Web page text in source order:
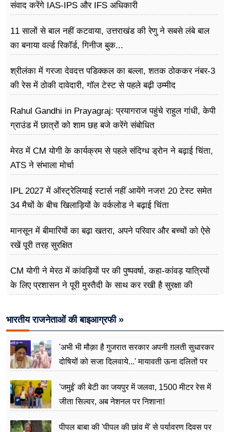
संवाद करेंगे IAS-IPS और IFS अधिकारी
11 सालों से बाल नहीं कटवाया, उत्तराखंड की रेणु ने सबसे लंबे बाल
का बनाया वर्ल्ड रिकॉर्ड, गिनीज बुक...
श्रीलंका में गरजा देवदत्त पडिक्कल का बल्ला, शतक ठोककर नंबर-3
की रेस में ठोकी दावेदारी, गॉल टेस्ट से पहले बढ़ी उम्मीद
Rahul Gandhi in Prayagraj: प्रयागराज पहुंचे राहुल गांधी, केपी
ग्राउंड में छात्रों को शाम छह बजे करेंगे संबोधित
मेरठ में CM योगी के कार्यक्रम से पहले संदिग्ध ड्रोन ने बढ़ाई चिंता,
ATS ने संभाला मोर्चा
IPL 2027 में ऑस्ट्रेलियाई स्टार्स नहीं आयेंगे नजर! 20 टेस्ट समेत
34 मैचों के बीच खिलाड़ियों के वर्कलोड ने बढ़ाई चिंता
मानसून में बीमारियों का बढ़ा खतरा, अपने परिवार और बच्चों को ऐसे
रखें पूरी तरह सुरक्षित
CM योगी ने मेरठ में कांवड़ियों पर की पुष्पवर्षा, कहा-कांवड़ यात्रियों
के लिए प्रशासन ने पूरी मुस्तैदी के साथ कर रखी है सुरक्षा की
भारतीय राजनेताओं की बाइआग्रफी »
'अभी भी मौक़ा है गुजरात सरकार अपनी ग़लती सुधारकर
दोषियों को सजा दिलवाये...' मायावती ऊना दलितों पर
'जमुई' की बेटी का जयपुर में जलवा, 1500 मीटर रेस में
जीता सिल्वर, अब नेशनल पर निशाना!
पीपल बाबा की 'पीपल की छांव में' से पर्यावरण दिवस पर